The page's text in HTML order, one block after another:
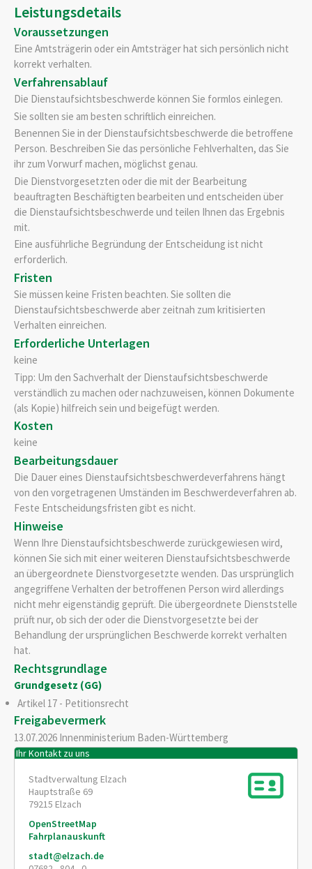
Leistungsdetails
Voraussetzungen
Eine Amtsträgerin oder ein Amtsträger hat sich persönlich nicht
korrekt verhalten.
Verfahrensablauf
Die Dienstaufsichtsbeschwerde können Sie formlos einlegen.
Sie sollten sie am besten schriftlich einreichen.
Benennen Sie in der Dienstaufsichtsbeschwerde die betroffene
Person. Beschreiben Sie das persönliche Fehlverhalten, das Sie
ihr zum Vorwurf machen, möglichst genau.
Die Dienstvorgesetzten oder die mit der Bearbeitung
beauftragten Beschäftigten bearbeiten und entscheiden über
die Dienstaufsichtsbeschwerde und teilen Ihnen das Ergebnis
mit.
Eine ausführliche Begründung der Entscheidung ist nicht
erforderlich.
Fristen
Sie müssen keine Fristen beachten. Sie sollten die
Dienstaufsichtsbeschwerde aber zeitnah zum kritisierten
Verhalten einreichen.
Erforderliche Unterlagen
keine
Tipp: Um den Sachverhalt der Dienstaufsichtsbeschwerde
verständlich zu machen oder nachzuweisen, können Dokumente
(als Kopie) hilfreich sein und beigefügt werden.
Kosten
keine
Bearbeitungsdauer
Die Dauer eines Dienstaufsichtsbeschwerdeverfahrens hängt
von den vorgetragenen Umständen im Beschwerdeverfahren ab.
Feste Entscheidungsfristen gibt es nicht.
Hinweise
Wenn Ihre Dienstaufsichtsbeschwerde zurückgewiesen wird,
können Sie sich mit einer weiteren Dienstaufsichtsbeschwerde
an übergeordnete Dienstvorgesetzte wenden. Das ursprünglich
angegriffene Verhalten der betroffenen Person wird allerdings
nicht mehr eigenständig geprüft. Die übergeordnete Dienststelle
prüft nur, ob sich der oder die Dienstvorgesetzte bei der
Behandlung der ursprünglichen Beschwerde korrekt verhalten
hat.
Rechtsgrundlage
Grundgesetz (GG)
Artikel 17 - Petitionsrecht
Freigabevermerk
13.07.2026 Innenministerium Baden-Württemberg
Ihr Kontakt zu uns
Stadtverwaltung Elzach
Hauptstraße 69
79215 Elzach
OpenStreetMap
Fahrplanauskunft
stadt@elzach.de